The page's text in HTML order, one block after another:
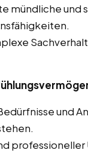
mündliche und
und